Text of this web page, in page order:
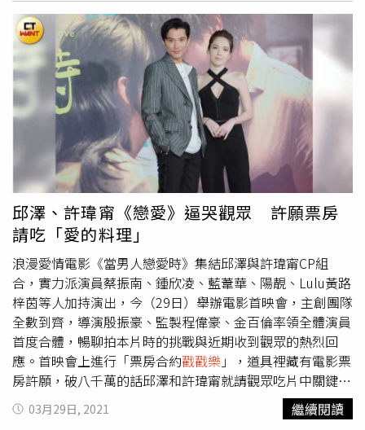
飛完一個長程航班，關3天、5天都算了，但9天裡面必須頻
繁前往機場的採撿中心「 戳戳樂」，在精神上跟體力上都是
折磨，也反問「這樣人道嗎？」今天換成任何人5天一大
戳、3天一小戳，都會受不了，他們也是「一般人」。而指
揮中心想到哪、做到哪，更讓華航內部啞巴吃黃連，為之氣
結。以昨天指揮中心祭出「清零2.0」為例，原本說下午、
晚上還要開會，討論細節跟影響，未料陳時中在下午2點的
記者會就宣布，完全措手不及，連細節都沒有，也不知道班
要怎麼排。於是乎，華航負責機師調度的組派，只得先通知
在5＋9期間的機師，「唾液採檢計畫將停止實施，進一步防
疫措施，將於確認作業細節後公告」，換言之，相關的防疫
作法都是指揮中心先說、華航才知道，也不知道怎麼做，跟
瞎子摸象沒有兩樣。雖然指揮中心說，召回全體機師檢疫是
跟華航討論過，晚上只是討論細節跟影響性，看似有理。不
過同業說得直接，都已經決定要全面召回，再討論細節有啥
用，都是先射箭再畫靶了了，「根本都是討論假的啊」 ，
至於影響也就都丟給華航承擔。而讓華航最為之氣結的，是
指揮中心難以理解為何華航「擠不出人力」，這樣的安排將
讓華航瀕臨全面停飛邊緣。即便華航不斷告知，機師沒辦法
跨機種調度，表面上看到的閒置人力不一定是有效人力，但
指揮中心仍聽不懂，也不當一回事。華航目前有五大機隊，
邱澤、許瑋甯《戀愛》逼哭觀眾 許願票房
請吃「愛的料理」
浪漫愛情電影《當男人戀愛時》集結邱澤與許瑋甯CP組
合，實力派演員蔡振南、鍾欣凌、藍葦華、陽靚、Lulu黃路
梓茵等人加持演出，今（29日）舉辦電影首映會，主創團隊
全數到齊，導演殷振豪、監製程偉豪、金百倫率領全體演員
首度合體，暢聊拍本片時的挑戰與近期收到觀眾的熱烈回
應。首映會上進行「票房合約戳戳樂 」，道具裡藏有電影票
房許願，破八千萬的話邱澤和許瑋甯就請觀眾吃片中關鍵
「愛的料理」粉蒸肉，主創團隊也期許可以票房一飛沖
天。 邱澤和許瑋甯擺出電影中招牌「啥款」Pose。（圖／
03月29日, 2021 繼續閱讀